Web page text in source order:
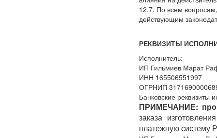
12.7. По всем
действующим
РЕКВИЗИТЫ
Исполнитель:
ИП Гильмиев Марат
ИНН 165506551997
ОГРНИП
Банковские реквизиты
ПРИМЕЧАНИЕ:
заказа
платежную систему